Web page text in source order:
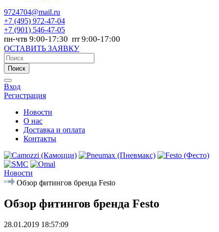
9724704@mail.ru
+7 (495) 972-47-04
+7 (901) 546-47-05
пн-чтв 9:00-17:30 пт 9:00-17:00
ОСТАВИТЬ ЗАЯВКУ
Поиск
Вход
Регистрация
Новости
О нас
Доставка и оплата
Контакты
Новости
Обзор фитингов бренда Festo
Обзор фитингов бренда Festo
28.01.2019 18:57:09